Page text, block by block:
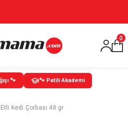
0
🐾 🐾 Patili Akademi
Etli Kedi Çorbası 48 gr